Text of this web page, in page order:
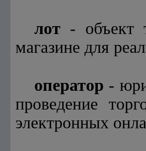
лот - объект
магазине для
оператор -
проведение
электронных